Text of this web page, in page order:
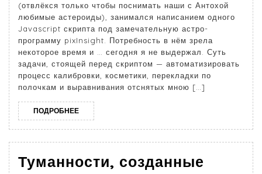
(отвлёкся только чтобы поснимать наши с Антохой
любимые астероиды), занимался написанием одного
Javascript скрипта под замечательную астро-
программу pixInsight. Потребность в нём зрела
некоторое время и … сегодня я не выдержал. Суть
задачи, стоящей перед скриптом — автоматизировать
процесс калибровки, косметики, перекладки по
полочкам и выравнивания отснятых мною […]
ПОДРОБНЕЕ
Туманности, созданные